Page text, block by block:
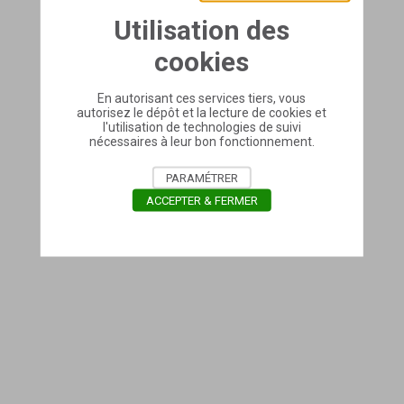
Utilisation des
cookies
En autorisant ces services tiers, vous
autorisez le dépôt et la lecture de cookies et
l'utilisation de technologies de suivi
nécessaires à leur bon fonctionnement.
PARAMÉTRER
ACCEPTER & FERMER